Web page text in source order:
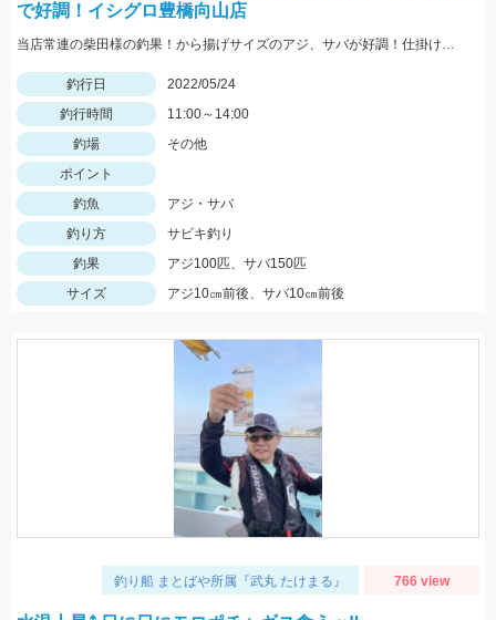
で好調！イシグロ豊橋向山店
当店常連の柴田様の釣果！から揚げサイズのアジ、サバが好調！仕掛けはママカリサビキ3～5号でOK！
釣行日
2022/05/24
釣行時間
11:00～14:00
釣場
その他
ポイント
釣魚
アジ・サバ
釣り方
サビキ釣り
釣果
アジ100匹、サバ150匹
サイズ
アジ10㎝前後、サバ10㎝前後
釣り船 まとばや所属『武丸 たけまる』 766 view